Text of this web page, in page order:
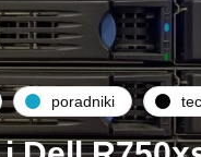
poradniki